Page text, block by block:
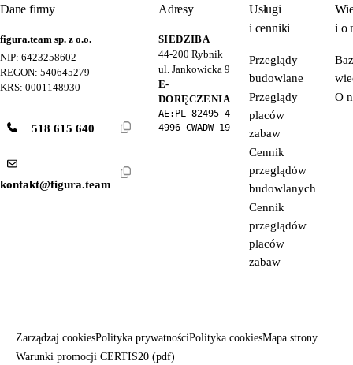
Dane firmy
figura.team sp. z o.o.
NIP: 6423258602
REGON: 540645279
KRS: 0001148930
518 615 640
kontakt@figura.team
Adresy
SIEDZIBA
44-200 Rybnik
ul. Jankowicka 9
E-
DORĘCZENIA
AE:PL-82495-4
4996-CWADW-19
Usługi
i cenniki
Przeglądy
budowlane
Przeglądy
placów
zabaw
Cennik
przeglądów
budowlanych
Cennik
przeglądów
placów
zabaw
i o
O
Zarządzaj cookiesPolityka prywatnościPolityka cookiesMapa strony
Warunki promocji CERTIS20 (pdf)